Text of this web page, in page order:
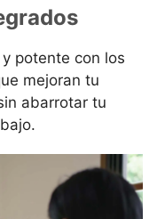
potente con los
mejoran tu
abarrotar tu